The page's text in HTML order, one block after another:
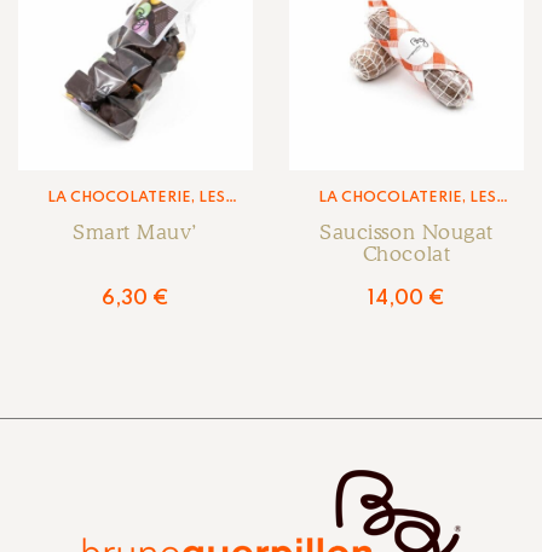
LA CHOCOLATERIE, LES
PRÉSENTATIONS
Smart Mauv’
6,30 €
LA CHOCOLATERIE, LES
PRÉSENTATIONS
Saucisson Nougat
Chocolat
14,00 €